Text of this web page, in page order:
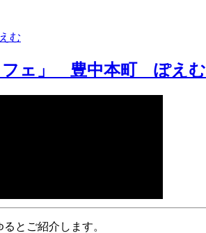
む
フェ」 豊中本町 ぽえむ
とご紹介します。